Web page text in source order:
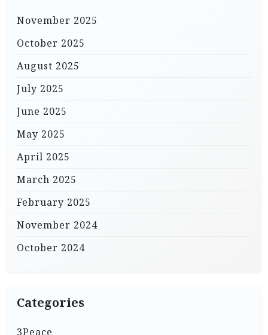
November 2025
October 2025
August 2025
July 2025
June 2025
May 2025
April 2025
March 2025
February 2025
November 2024
October 2024
Categories
3Peace